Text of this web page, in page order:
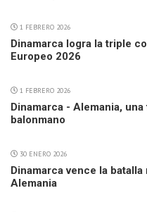
1 FEBRERO 2026
Dinamarca logra la triple
Europeo 2026
1 FEBRERO 2026
Dinamarca - Alemania,
balonmano
30 ENERO 2026
Dinamarca vence la
Alemania